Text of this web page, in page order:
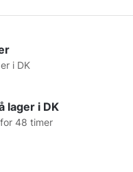
i DK
lager i DK
48 timer